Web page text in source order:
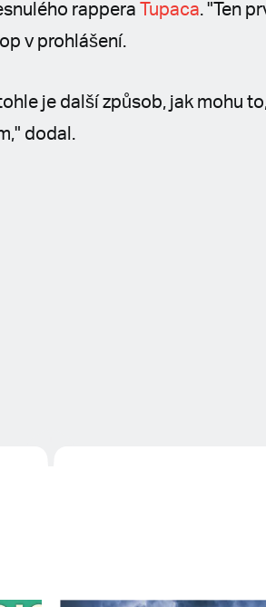
rappera
Tupaca. "Ten
v prohlášení.
je další způsob, jak mohu
dodal.